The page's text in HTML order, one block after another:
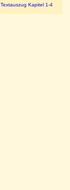
Kapitel 1-4